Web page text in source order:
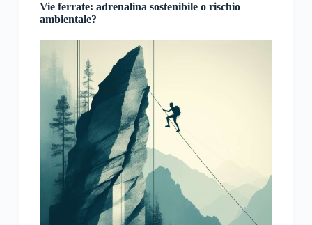
Vie ferrate: adrenalina sostenibile o rischio
ambientale?